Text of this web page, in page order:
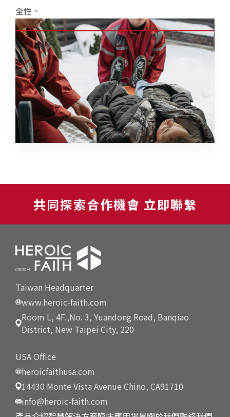
全性。
共同探索合作機會 立即聯繫
Taiwan Headquarter
www.heroic-faith.com
Room L, 4F.,No. 3, Yuandong Road, Banqiao
District, New Taipei City, 220
USA Office
heroicfaithusa.com
14430 Monte Vista Avenue Chino, CA91710
info@heroic-faith.com